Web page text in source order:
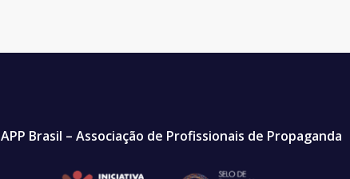
APP Brasil – Associação de Profissionais de Propaganda